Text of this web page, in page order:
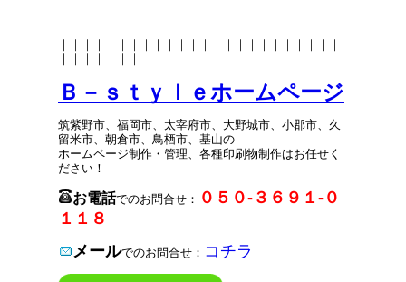
｜｜｜｜｜｜｜｜｜｜｜｜｜｜｜｜｜｜｜｜｜｜｜｜
｜｜｜｜｜｜｜
Ｂ－ｓｔｙｌｅホームページ
筑紫野市、福岡市、太宰府市、大野城市、小郡市、久
留米市、朝倉市、鳥栖市、基山の
ホームページ制作・管理、各種印刷物制作はお任せく
ださい！
お電話でのお問合せ： ０５０-３６９１-０
１１８
メールでのお問合せ： コチラ